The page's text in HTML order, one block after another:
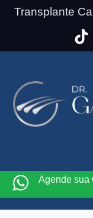
Transplante
Agende sua